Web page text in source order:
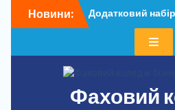
доНовини:
Додатковий
У ФКБА НАСОА
Фаховий